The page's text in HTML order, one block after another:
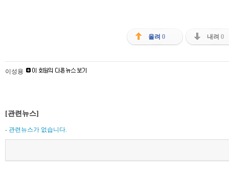
올려 0 내려 0
이성용
[관련뉴스]
- 관련뉴스가 없습니다.